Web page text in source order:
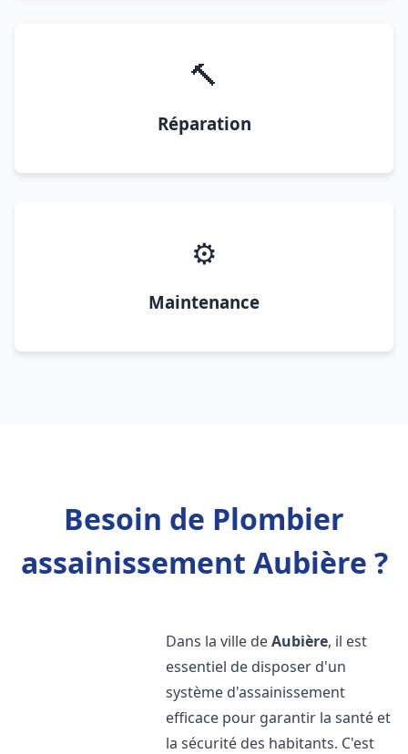
🔨
Réparation
⚙️
Maintenance
Besoin de Plombier
assainissement Aubière ?
Dans la ville deAubière, il est
essentiel de disposer d'un
système d'assainissement
efficace pour garantir la santé et
la sécurité des habitants. C'est